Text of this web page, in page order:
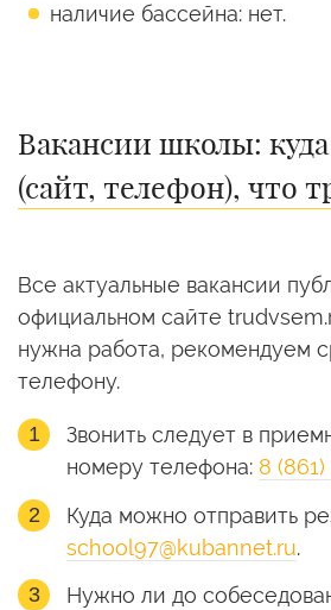
наличие бассейна: нет.
Вакансии школы:
(сайт, телефон), что
Все актуальные вакансии
официальном сайте
нужна работа, рекомендуем
телефону.
Звонить следует в
номеру телефона: 8
Куда можно отправить
school97@kubannet.ru.
Нужно ли до